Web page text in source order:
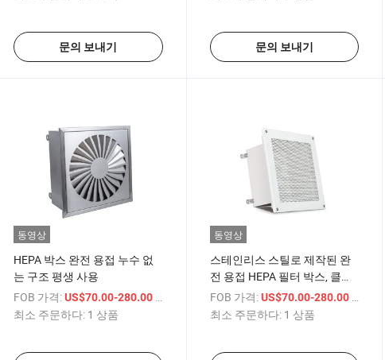
문의 보내기 문의 보내기
동영상
HEPA 박스 완전 용접 누수 없
는 구조 평생 사용
FOB 가격: US$70.00-280.00 / 상품
최소 주문하다: 1 상품
동영상
스테인리스 스틸로 제작된 완
전 용접 HEPA 필터 박스, 클린
룸 공기 공급용
FOB 가격: US$70.00-280.00 / 상품
최소 주문하다: 1 상품